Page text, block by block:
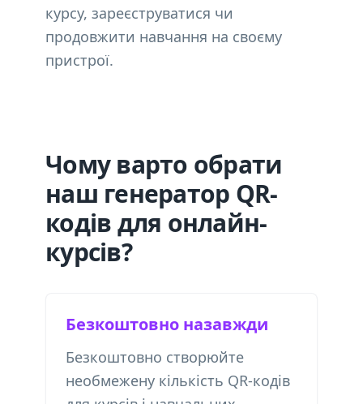
курсу, зареєструватися чи
продовжити навчання на своєму
пристрої.
Чому варто обрати
наш генератор QR-
кодів для онлайн-
курсів?
Безкоштовно назавжди
Безкоштовно створюйте
необмежену кількість QR-кодів